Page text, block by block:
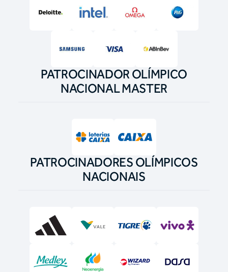
PATROCINADOR OLÍMPICO
NACIONAL MASTER
PATROCINADORES OLÍMPICOS
NACIONAIS